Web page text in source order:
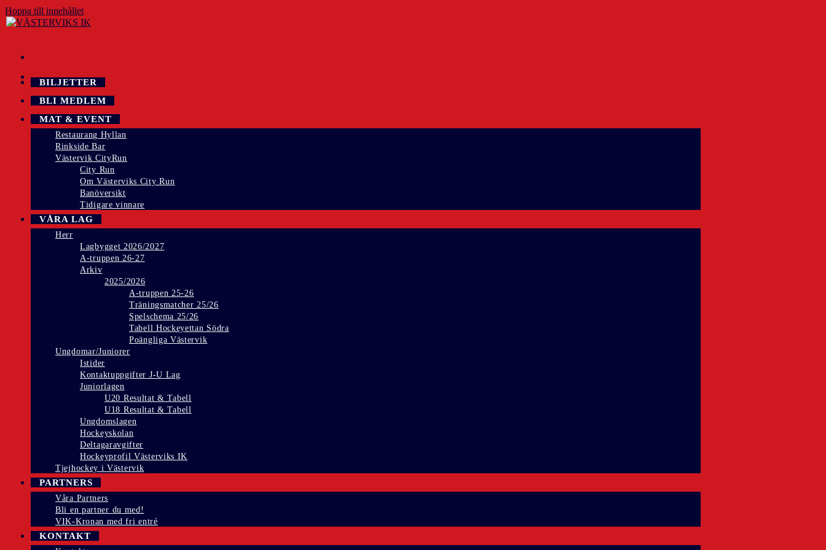
Hoppa till innehållet
BILJETTER
BLI MEDLEM
MAT & EVENT
Restaurang Hyllan
Rinkside Bar
Västervik CityRun
City Run
Om Västerviks City Run
Banöversikt
Tidigare vinnare
VÅRA LAG
Herr
Lagbygget 2026/2027
A-truppen 26-27
Arkiv
2025/2026
A-truppen 25-26
Träningsmatcher 25/26
Spelschema 25/26
Tabell Hockeyettan Södra
Poängliga Västervik
Ungdomar/Juniorer
Istider
Kontaktuppgifter J-U Lag
Juniorlagen
U20 Resultat & Tabell
U18 Resultat & Tabell
Ungdomslagen
Hockeyskolan
Deltagaravgifter
Hockeyprofil Västerviks IK
Tjejhockey i Västervik
PARTNERS
Våra Partners
Bli en partner du med!
VIK-Kronan med fri entré
KONTAKT